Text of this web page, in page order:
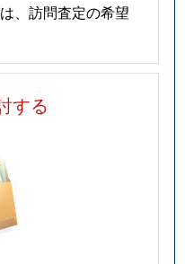
、訪問査定の希望
する